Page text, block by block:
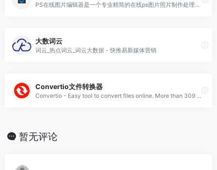
PS在线图片编辑器是一个专业精简的在线ps图片照片制作处理软件工具，绿色免安装，免下载，直接在浏览器打开就可用它修正，调整和美化图像。
大数词云
词云_热点词云_词云大数据 - 快推易新媒体营销
Convertio文件转换器
Convertio - Easy tool to convert files online. More than 309 different document, image, spreadsheet, ebook, archive, presentation, audio and video formats supported.
暂无评论